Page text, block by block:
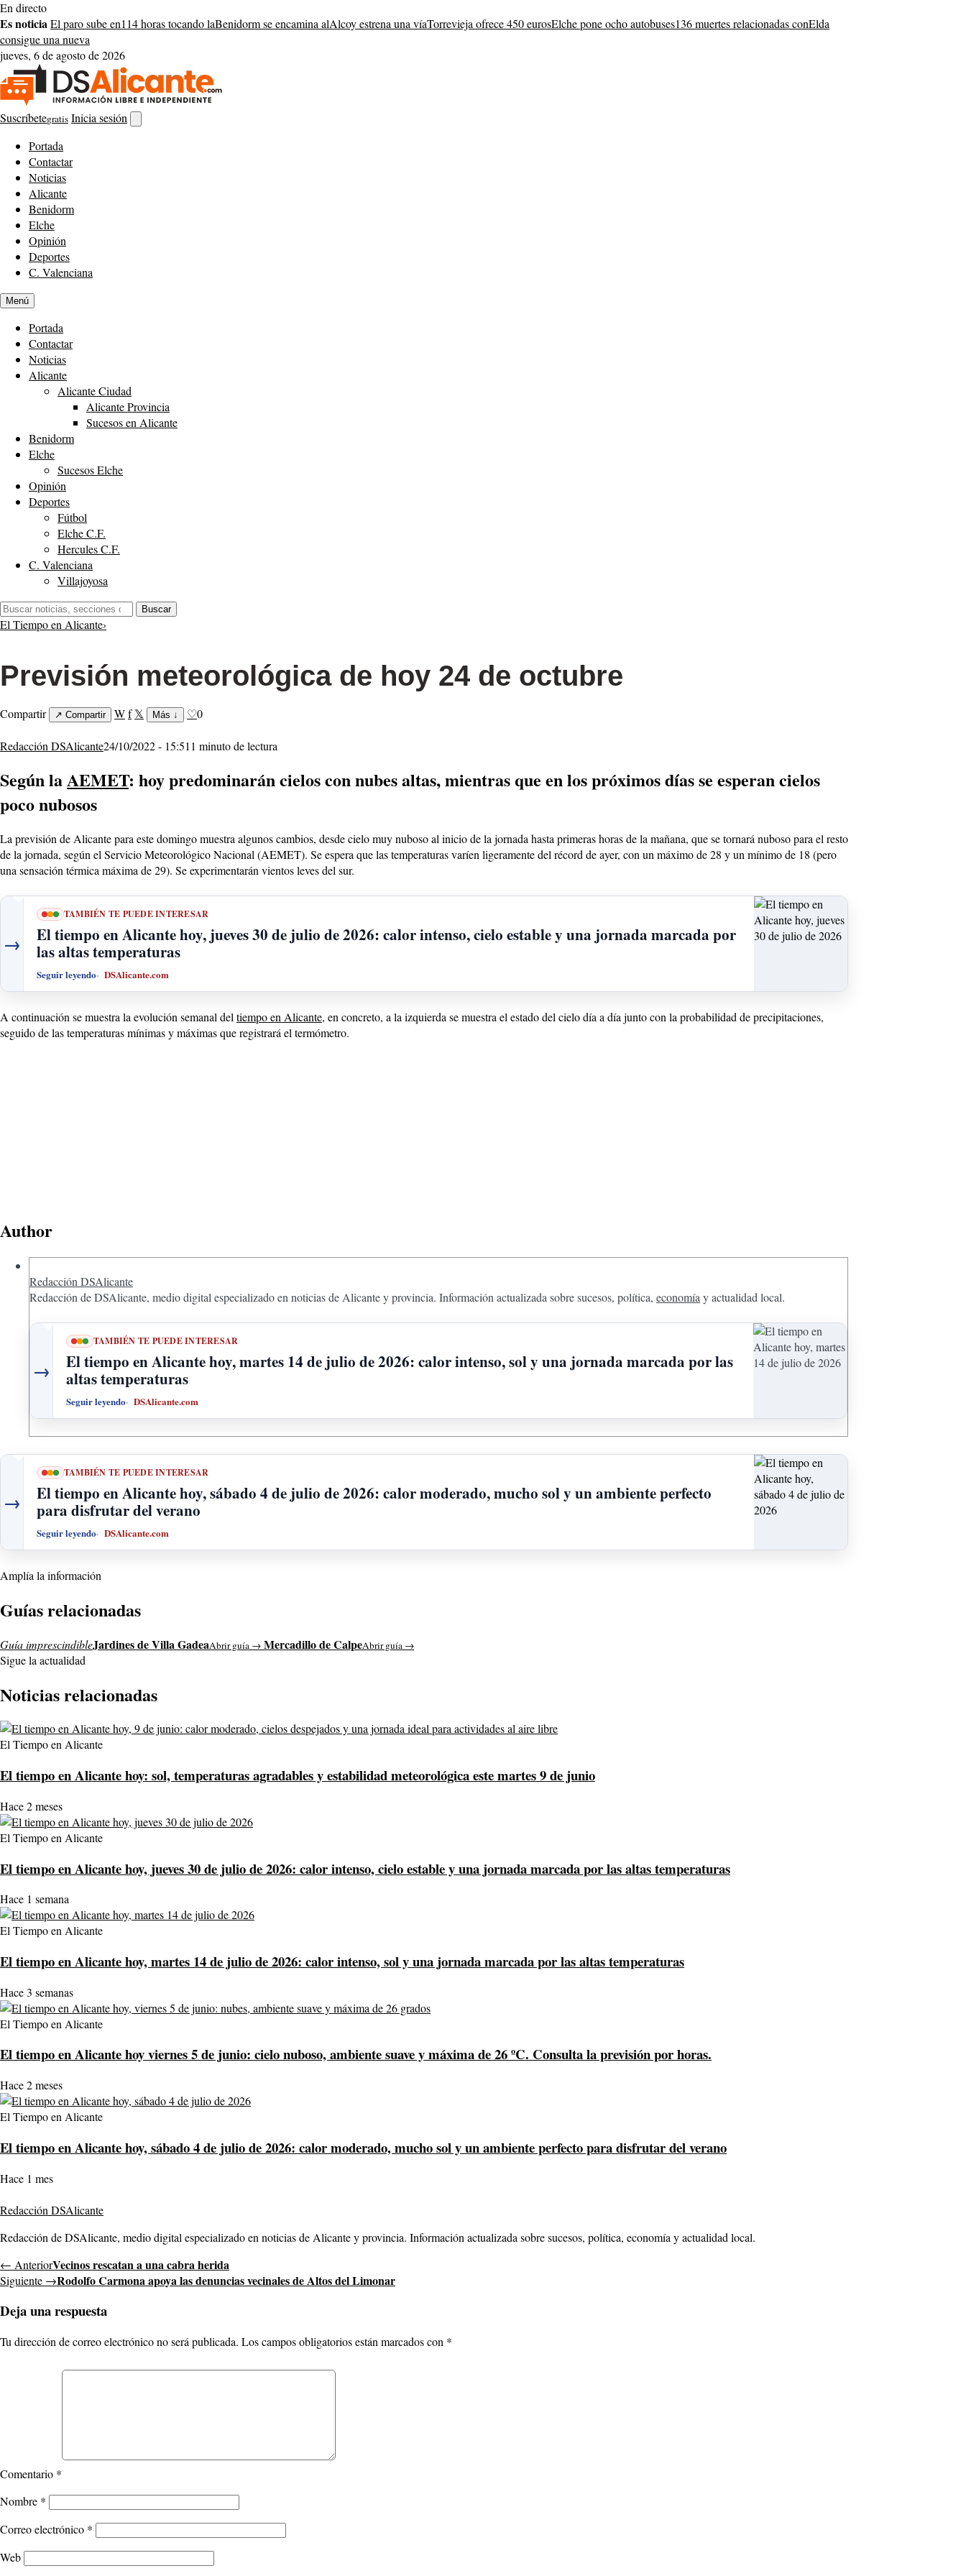
Saltar
al
contenido
En directo
Es noticiaEl paro sube en114 horas tocando laBenidorm se encamina alAlcoy estrena una víaTorrevieja ofrece 450 eurosElche pone ocho autobuses136 muertes relacionadas conElda
consigue una nueva
jueves, 6 de agosto de 2026
Suscríbetegratis Inicia sesión
buscador
Portada
Contactar
Noticias
Alicante
Benidorm
Elche
Opinión
Deportes
C. Valenciana
Menú
Portada
Contactar
Noticias
Alicante
Alicante Ciudad
Alicante Provincia
Sucesos en Alicante
Benidorm
Elche
Sucesos Elche
Opinión
Deportes
Fútbol
Elche C.F.
Hercules C.F.
C. Valenciana
Villajoyosa
Buscar:
Buscar
El Tiempo en Alicante›
Previsión meteorológica de hoy 24 de octubre
Compartir ↗ Compartir Wf 𝕏 Más ↓ ♡0
Redacción DSAlicante24/10/2022 - 15:51 1 minuto de lectura
Según laAEMET: hoy predominarán cielos con nubes altas, mientras que en los próximos días se esperan cielos
poco nubosos
La previsión de Alicante para este domingo muestra algunos cambios, desde cielo muy nuboso al inicio de la jornada hasta primeras horas de la mañana, que se tornará nuboso para el resto
de la jornada, según el Servicio Meteorológico Nacional (AEMET). Se espera que las temperaturas varíen ligeramente del récord de ayer, con un máximo de 28 y un mínimo de 18 (pero
una sensación térmica máxima de 29). Se experimentarán vientos leves del sur.
→
TAMBIÉN TE PUEDE INTERESAR
El tiempo en Alicante hoy, jueves 30 de julio de 2026: calor intenso, cielo estable y una jornada marcada por
las altas temperaturas
Seguir leyendo DSAlicante.com
A continuación se muestra la evolución semanal deltiempo en Alicante, en concreto, a la izquierda se muestra el estado del cielo día a día junto con la probabilidad de precipitaciones,
seguido de las temperaturas mínimas y máximas que registrará el termómetro.
Author
Redacción DSAlicante
Redacción de DSAlicante, medio digital especializado en noticias de Alicante y provincia. Información actualizada sobre sucesos, política, economía y actualidad local.
→
TAMBIÉN TE PUEDE INTERESAR
El tiempo en Alicante hoy, martes 14 de julio de 2026: calor intenso, sol y una jornada marcada por las
altas temperaturas
Seguir leyendo DSAlicante.com
→
TAMBIÉN TE PUEDE INTERESAR
El tiempo en Alicante hoy, sábado 4 de julio de 2026: calor moderado, mucho sol y un ambiente perfecto
para disfrutar del verano
Seguir leyendo DSAlicante.com
Amplía la información
Guías relacionadas
Guía imprescindibleJardines de Villa GadeaAbrir guía → Mercadillo de CalpeAbrir guía →
Sigue la actualidad
Noticias relacionadas
El Tiempo en Alicante
El tiempo en Alicante hoy: sol, temperaturas agradables y estabilidad meteorológica este martes 9 de junio
Hace 2 meses
El Tiempo en Alicante
El tiempo en Alicante hoy, jueves 30 de julio de 2026: calor intenso, cielo estable y una jornada marcada por las altas temperaturas
Hace 1 semana
El Tiempo en Alicante
El tiempo en Alicante hoy, martes 14 de julio de 2026: calor intenso, sol y una jornada marcada por las altas temperaturas
Hace 3 semanas
El Tiempo en Alicante
El tiempo en Alicante hoy viernes 5 de junio: cielo nuboso, ambiente suave y máxima de 26 ºC. Consulta la previsión por horas.
Hace 2 meses
El Tiempo en Alicante
El tiempo en Alicante hoy, sábado 4 de julio de 2026: calor moderado, mucho sol y un ambiente perfecto para disfrutar del verano
Hace 1 mes
Redacción DSAlicante
Redacción de DSAlicante, medio digital especializado en noticias de Alicante y provincia. Información actualizada sobre sucesos, política, economía y actualidad local.
← AnteriorVecinos rescatan a una cabra herida
Siguiente →Rodolfo Carmona apoya las denuncias vecinales de Altos del Limonar
Deja una respuesta
Tu dirección de correo electrónico no será publicada. Los campos obligatorios están marcados con *
Comentario *
Nombre *
Correo electrónico *
Web